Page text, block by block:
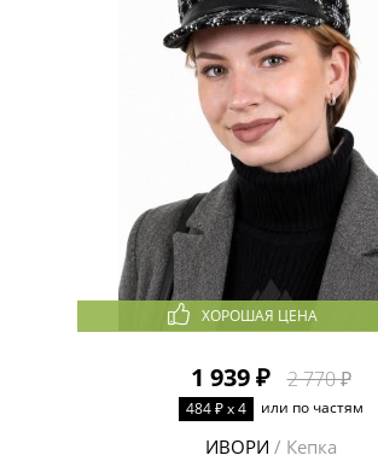
ХОРОШАЯ ЦЕНА
1 939 ₽ 2 770 ₽
484 ₽ x 4 или по частям
ИВОРИ / Кепка